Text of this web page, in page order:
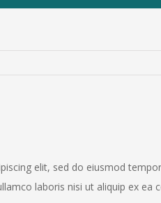
elit, sed do eiusmod
laboris nisi ut aliquip ex ea